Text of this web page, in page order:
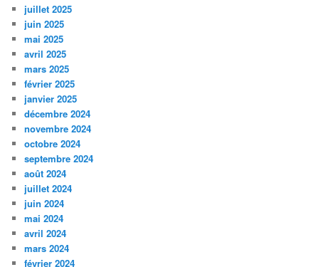
juillet 2025
juin 2025
mai 2025
avril 2025
mars 2025
février 2025
janvier 2025
décembre 2024
novembre 2024
octobre 2024
septembre 2024
août 2024
juillet 2024
juin 2024
mai 2024
avril 2024
mars 2024
février 2024